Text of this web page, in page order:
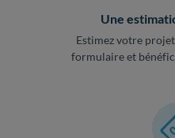
Une
Estimez votre
formulaire et